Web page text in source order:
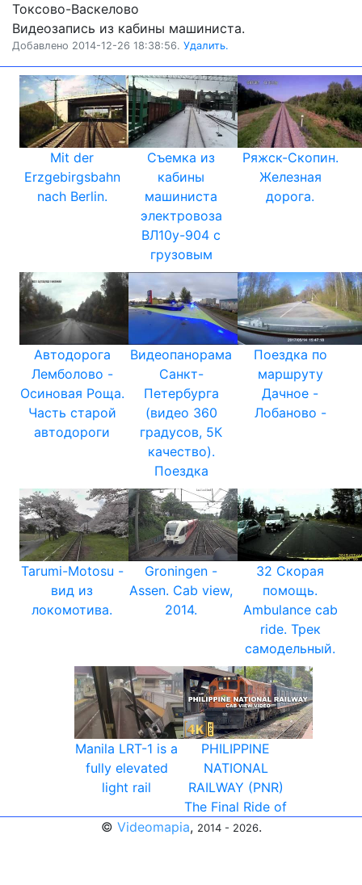
Токсово-Васкелово
Видеозапись из кабины машиниста.
Добавлено 2014-12-26 18:38:56. Удалить.
Mit der
Erzgebirgsbahn
nach Berlin.
Съемка из
кабины
машиниста
электровоза
ВЛ10у-904 с
грузовым
Ряжск-Скопин.
Железная
дорога.
Автодорога
Лемболово -
Осиновая Роща.
Часть старой
автодороги
Видеопанорама
Санкт-
Петербурга
(видео 360
градусов, 5К
качество).
Поездка
Поездка по
маршруту
Дачное -
Лобаново -
Tarumi-Motosu -
вид из
локомотива.
Groningen -
Assen. Cab view,
2014.
32 Скорая
помощь.
Ambulance cab
ride. Трек
самодельный.
Manila LRT-1 is a
fully elevated
light rail
PHILIPPINE
NATIONAL
RAILWAY (PNR)
The Final Ride of
© Videomapia, 2014 - 2026.